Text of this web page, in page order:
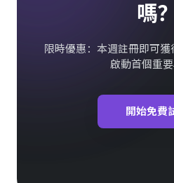
嗎？
限時優惠：本週註冊即可
啟動首個重要
開始免費